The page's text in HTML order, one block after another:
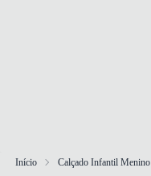
Início Calçado Infantil Menino